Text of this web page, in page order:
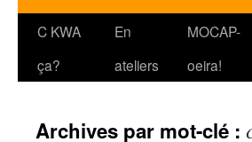
Aller
C KWA
ça?
En
ateliers
MOCAP-
oeira!
Archives par mot-clé :